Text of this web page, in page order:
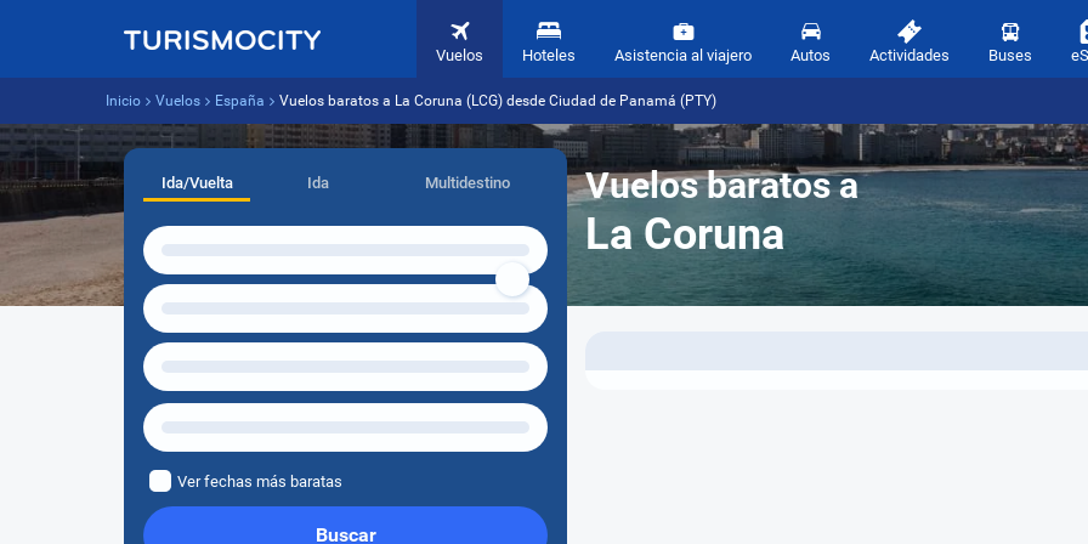
Vuelos Hoteles Asistencia al viajero Autos Actividades Buses
Inicio Vuelos España Vuelos baratos a La Coruna (LCG) desde Ciudad de Panamá (PTY)
Vuelos baratos a
La Coruna
Ida/Vuelta Ida Multidestino
Ver fechas más baratas
Buscar